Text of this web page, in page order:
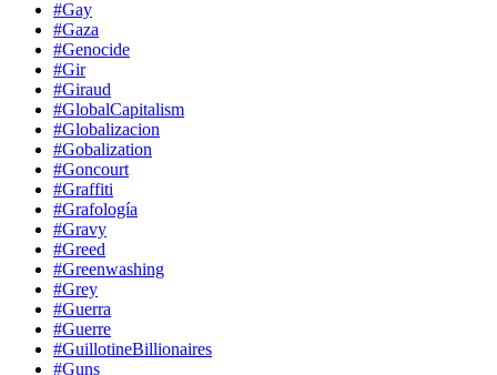
#Gay
#Gaza
#Genocide
#Gir
#Giraud
#GlobalCapitalism
#Globalizacion
#Gobalization
#Goncourt
#Graffiti
#Grafología
#Gravy
#Greed
#Greenwashing
#Grey
#Guerra
#Guerre
#GuillotineBillionaires
#Guns